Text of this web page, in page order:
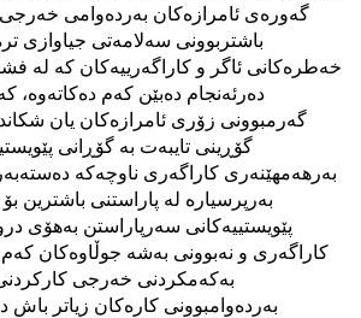
گەورەی ئامرازەکان بەردەوامی خەرجی
باشتربوونی سەلامەتی جیاوازی
خەطرەکانی ئاگر و کاراگەرییەکان کە لە
دەرئەنجام دەبێن کەم دەکاتەوە،
گەرمبوونی زۆری ئامرازەکان یان
گۆڕینی تایبەت بە گۆڕانی
بەرھەمھێنەری کاراگەری ناوچەکە
بەرپرسیارە لە پاراستنی باشترین بۆ
پێویستییەکانی سەرپاراستن بەهۆی
کاراگەری و نەبوونی بەشە جوڵاوەکان
بەکەمکردنی خەرجی
بەردەوامبوونی کارەکان زیاتر